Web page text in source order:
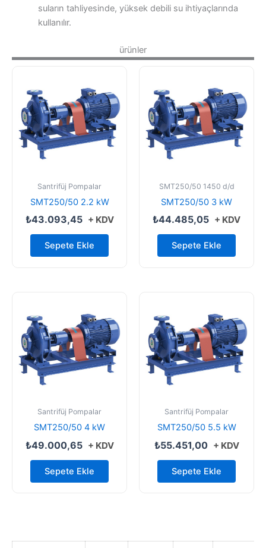
suların tahliyesinde, yüksek debili su ihtiyaçlarında
kullanılır.
ürünler
Santrifüj Pompalar
SMT250/50 2.2 kW
₺43.093,45 + KDV
Sepete Ekle
SMT250/50 1450 d/d
SMT250/50 3 kW
₺44.485,05 + KDV
Sepete Ekle
Santrifüj Pompalar
SMT250/50 4 kW
₺49.000,65 + KDV
Sepete Ekle
Santrifüj Pompalar
SMT250/50 5.5 kW
₺55.451,00 + KDV
Sepete Ekle